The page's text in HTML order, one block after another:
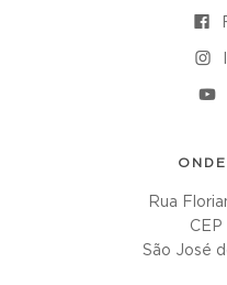
Rua
CEP
São José